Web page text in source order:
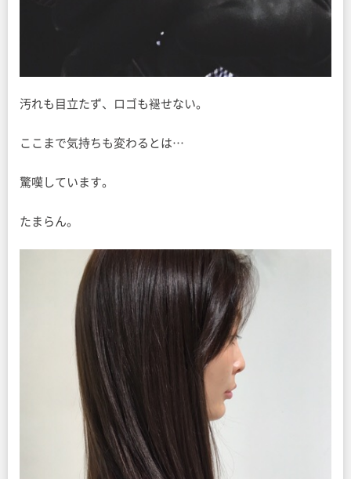
汚れも目立たず、ロゴも褪せない。
ここまで気持ちも変わるとは…
驚嘆しています。
たまらん。